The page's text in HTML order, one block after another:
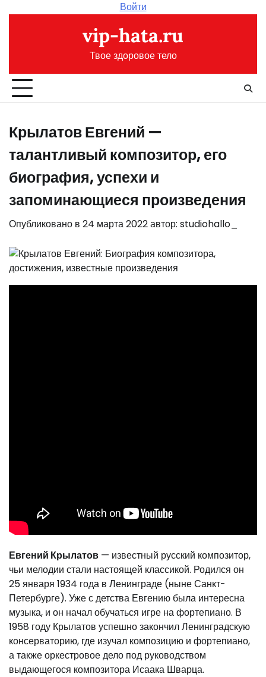
Войти
vip-hata.ru
Твое здоровое тело
Крылатов Евгений —
талантливый композитор, его
биография, успехи и
запоминающиеся произведения
Опубликовано в 24 марта 2022автор: studiohallo_
Евгений Крылатов — известный русский композитор,
чьи мелодии стали настоящей классикой. Родился он
25 января 1934 года в Ленинграде (ныне Санкт-
Петербурге). Уже с детства Евгению была интересна
музыка, и он начал обучаться игре на фортепиано. В
1958 году Крылатов успешно закончил Ленинградскую
консерваторию, где изучал композицию и фортепиано,
а также оркестровое дело под руководством
выдающегося композитора Исаака Шварца.